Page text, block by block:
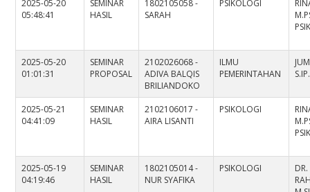
2025-05-20
05:48:41
SEMINAR
HASIL
1802105058 -
SARAH
PSIKOLOGI
2025-05-20
01:01:31
SEMINAR
PROPOSAL
2102026068 -
ADIVA BALQIS
BRILIANDOKO
ILMU
PEMERINTAHAN
2025-05-21
04:41:09
SEMINAR
HASIL
2102106017 -
AIRA LISANTI
PSIKOLOGI
2025-05-19
04:19:46
SEMINAR
HASIL
1802105014 -
NUR SYAFIKA
PSIKOLOGI